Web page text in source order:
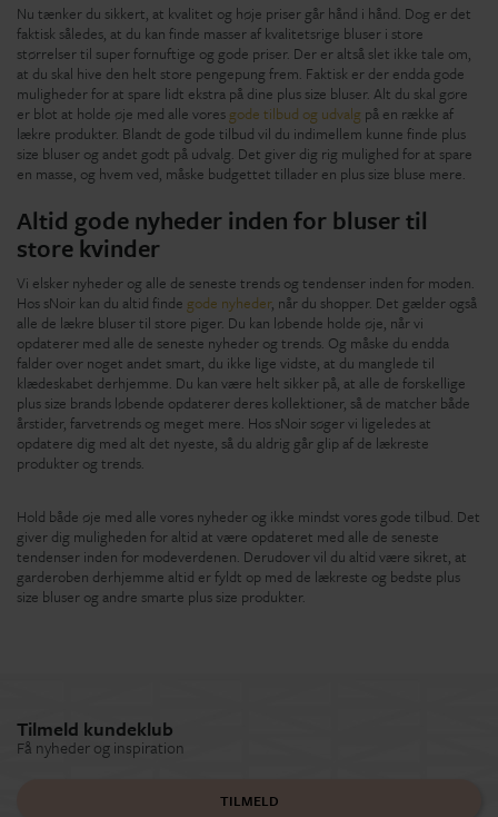
Nu tænker du sikkert, at kvalitet og høje priser går hånd i hånd. Dog er det
faktisk således, at du kan finde masser af kvalitetsrige bluser i store
størrelser til super fornuftige og gode priser. Der er altså slet ikke tale om,
at du skal hive den helt store pengepung frem. Faktisk er der endda gode
muligheder for at spare lidt ekstra på dine plus size bluser. Alt du skal gøre
er blot at holde øje med alle vores gode tilbud og udvalg på en række af
lækre produkter. Blandt de gode tilbud vil du indimellem kunne finde plus
size bluser og andet godt på udvalg. Det giver dig rig mulighed for at spare
en masse, og hvem ved, måske budgettet tillader en plus size bluse mere.
Altid gode nyheder inden for bluser til
store kvinder
Vi elsker nyheder og alle de seneste trends og tendenser inden for moden.
Hos sNoir kan du altid finde gode nyheder, når du shopper. Det gælder også
alle de lækre bluser til store piger. Du kan løbende holde øje, når vi
opdaterer med alle de seneste nyheder og trends. Og måske du endda
falder over noget andet smart, du ikke lige vidste, at du manglede til
klædeskabet derhjemme. Du kan være helt sikker på, at alle de forskellige
plus size brands løbende opdaterer deres kollektioner, så de matcher både
årstider, farvetrends og meget mere. Hos sNoir søger vi ligeledes at
opdatere dig med alt det nyeste, så du aldrig går glip af de lækreste
produkter og trends.
Hold både øje med alle vores nyheder og ikke mindst vores gode tilbud. Det
giver dig muligheden for altid at være opdateret med alle de seneste
tendenser inden for modeverdenen. Derudover vil du altid være sikret, at
garderoben derhjemme altid er fyldt op med de lækreste og bedste plus
size bluser og andre smarte plus size produkter.
Tilmeld kundeklub
Få nyheder og inspiration
TILMELD